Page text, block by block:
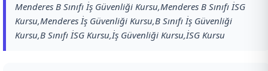
Menderes B Sınıfı İş Güvenliği Kursu,Menderes B Sınıfı İSG
Kursu,Menderes İş Güvenliği Kursu,B Sınıfı İş Güvenliği
Kursu,B Sınıfı İSG Kursu,İş Güvenliği Kursu,İSG Kursu